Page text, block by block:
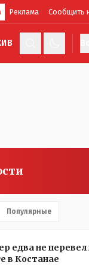
Реклама Сообщить
Популярные
едва не
в Костанае